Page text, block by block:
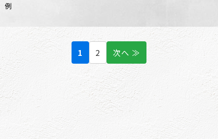
例
1 2 次へ ≫